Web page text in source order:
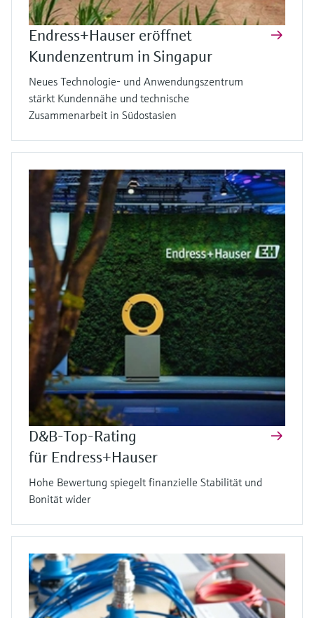
Endress+Hauser eröffnet
Kundenzentrum in Singapur
Neues Technologie- und Anwendungszentrum
stärkt Kundennähe und technische
Zusammenarbeit in Südostasien
D&B-Top-Rating
für Endress+Hauser
Hohe Bewertung spiegelt finanzielle Stabilität und
Bonität wider